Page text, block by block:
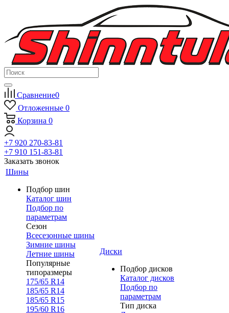
Сравнение0
Отложенные 0
Корзина 0
+7 920 270-83-81
+7 910 151-83-81
Заказать звонок
Шины
Подбор шин
Каталог шин
Подбор по
параметрам
Сезон
Всесезонные шины
Зимние шины
Летние шины
Популярные
типоразмеры
175/65 R14
185/65 R14
185/65 R15
195/60 R16
Диски
Подбор дисков
Каталог дисков
Подбор по
параметрам
Тип диска